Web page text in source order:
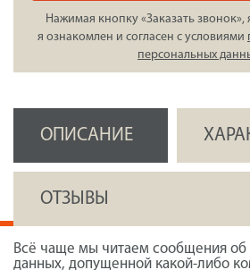
Нажимая кнопку «Заказать звонок»,
я ознакомлен и согласен с условиями
персональных
ОПИСАНИЕ
ОТЗЫВЫ
Всё чаще мы читаем сообщения об
данных, допущенной какой-либо